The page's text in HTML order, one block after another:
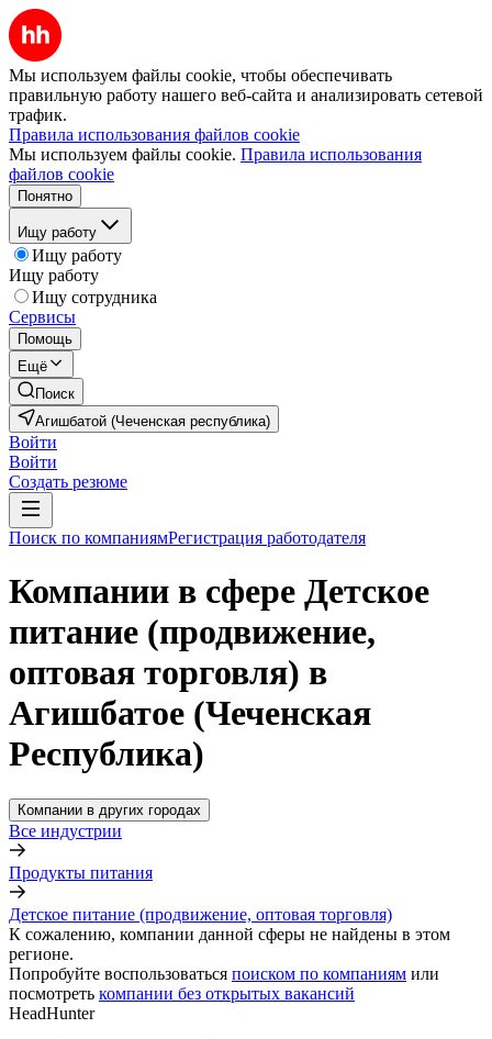
Мы используем файлы cookie, чтобы обеспечивать
правильную работу нашего веб-сайта и анализировать сетевой
трафик.
Правила использования файлов cookie
Мы используем файлы cookie. Правила использования
файлов cookie
Понятно
Ищу работу
Ищу работу
Ищу работу
Ищу сотрудника
Сервисы
Помощь
Ещё
Поиск
Агишбатой (Чеченская республика)
Войти
Войти
Создать резюме
Поиск по компаниямРегистрация работодателя
Компании в сфере Детское
питание (продвижение,
оптовая торговля) в
Агишбатое (Чеченская
Республика)
Компании в других городах
Все индустрии
Продукты питания
Детское питание (продвижение, оптовая торговля)
К сожалению, компании данной сферы не найдены в этом
регионе.
Попробуйте воспользоваться поиском по компаниям или
посмотреть компании без открытых вакансий
HeadHunter